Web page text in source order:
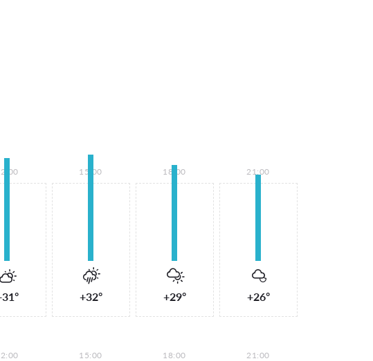
15:00
+32°
18:00
+29°
21:00
+26°
15:00 18:00 21:00